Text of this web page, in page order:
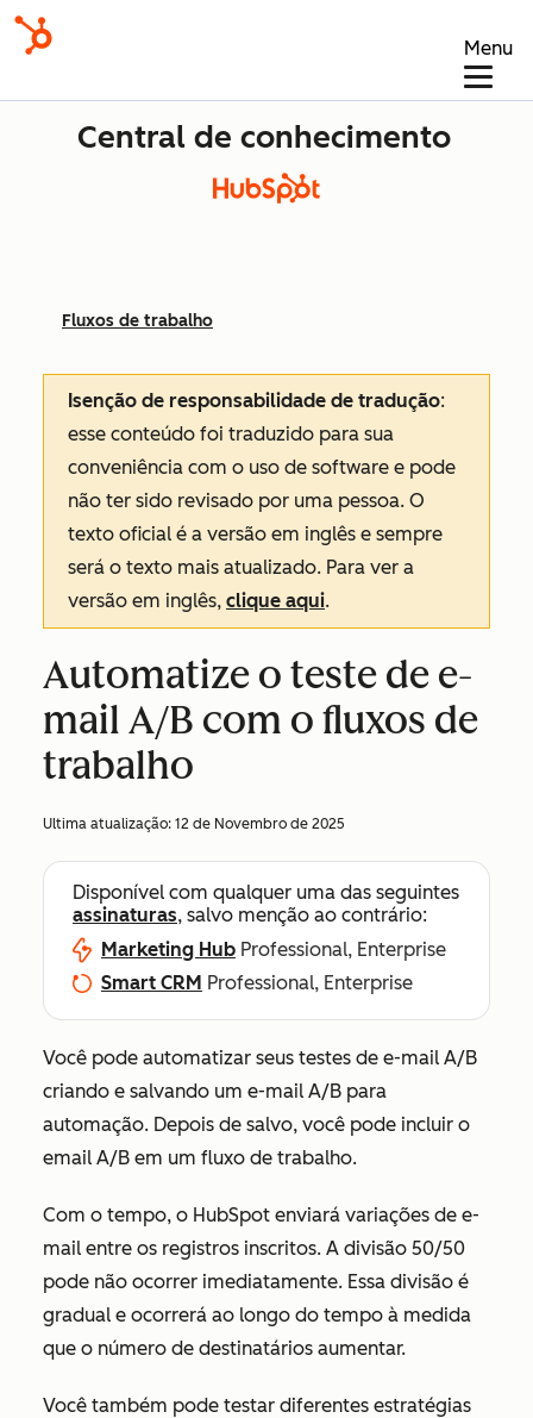
Menu
Central de conhecimento
Fluxos de trabalho
Isenção de responsabilidade de tradução:
esse conteúdo foi traduzido para sua
conveniência com o uso de software e pode
não ter sido revisado por uma pessoa. O
texto oficial é a versão em inglês e sempre
será o texto mais atualizado. Para ver a
versão em inglês, clique aqui.
Automatize o teste de e-
mail A/B com o fluxos de
trabalho
Ultima atualização: 12 de Novembro de 2025
Disponível com qualquer uma das seguintes
assinaturas, salvo menção ao contrário:
Marketing Hub Professional, Enterprise
Smart CRM Professional, Enterprise
Você pode automatizar seus testes de e-mail A/B
criando e salvando um e-mail A/B para
automação. Depois de salvo, você pode incluir o
email A/B em um fluxo de trabalho.
Com o tempo, o HubSpot enviará variações de e-
mail entre os registros inscritos. A divisão 50/50
pode não ocorrer imediatamente. Essa divisão é
gradual e ocorrerá ao longo do tempo à medida
que o número de destinatários aumentar.
Você também pode testar diferentes estratégias